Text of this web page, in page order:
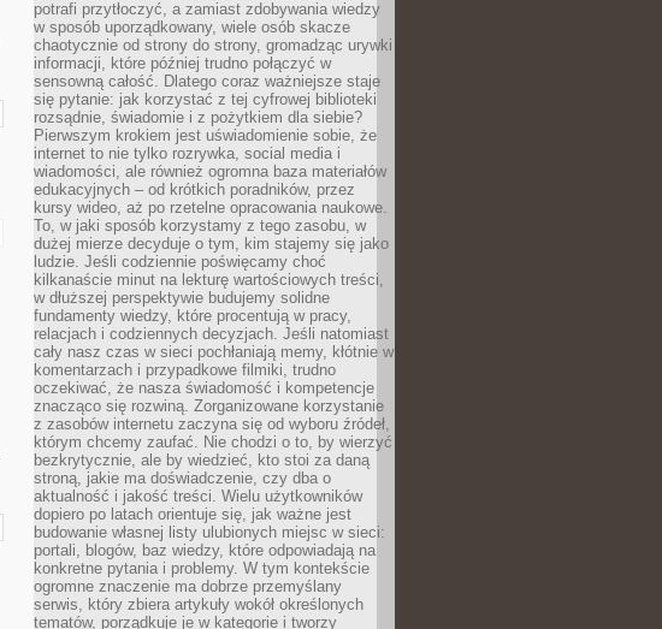
potrafi przytłoczyć, a zamiast zdobywania wiedzy
w sposób uporządkowany, wiele osób skacze
chaotycznie od strony do strony, gromadząc urywki
informacji, które później trudno połączyć w
sensowną całość. Dlatego coraz ważniejsze staje
się pytanie: jak korzystać z tej cyfrowej biblioteki
rozsądnie, świadomie i z pożytkiem dla siebie?
Pierwszym krokiem jest uświadomienie sobie, że
internet to nie tylko rozrywka, social media i
wiadomości, ale również ogromna baza materiałów
edukacyjnych – od krótkich poradników, przez
kursy wideo, aż po rzetelne opracowania naukowe.
To, w jaki sposób korzystamy z tego zasobu, w
dużej mierze decyduje o tym, kim stajemy się jako
ludzie. Jeśli codziennie poświęcamy choć
kilkanaście minut na lekturę wartościowych treści,
w dłuższej perspektywie budujemy solidne
fundamenty wiedzy, które procentują w pracy,
relacjach i codziennych decyzjach. Jeśli natomiast
cały nasz czas w sieci pochłaniają memy, kłótnie w
komentarzach i przypadkowe filmiki, trudno
oczekiwać, że nasza świadomość i kompetencje
znacząco się rozwiną. Zorganizowane korzystanie
z zasobów internetu zaczyna się od wyboru źródeł,
którym chcemy zaufać. Nie chodzi o to, by wierzyć
bezkrytycznie, ale by wiedzieć, kto stoi za daną
stroną, jakie ma doświadczenie, czy dba o
aktualność i jakość treści. Wielu użytkowników
dopiero po latach orientuje się, jak ważne jest
budowanie własnej listy ulubionych miejsc w sieci:
portali, blogów, baz wiedzy, które odpowiadają na
konkretne pytania i problemy. W tym kontekście
ogromne znaczenie ma dobrze przemyślany
serwis, który zbiera artykuły wokół określonych
tematów, porządkuje je w kategorie i tworzy